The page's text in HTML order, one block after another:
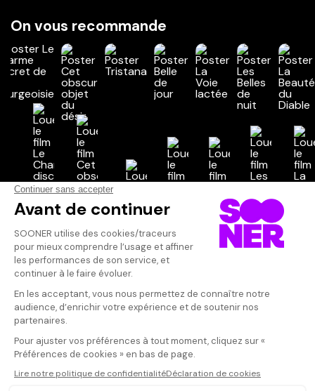
On vous recommande
Vos avis
Donnez votre avis
Votre note
Votre commentaire
Il faut vous connecter pour
publier un avis